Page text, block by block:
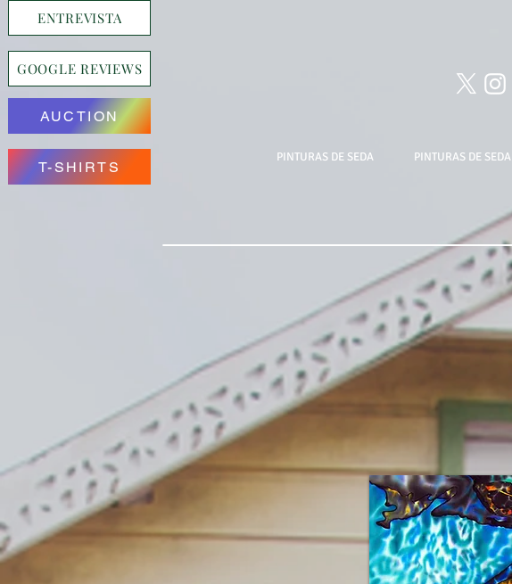
ENTREVISTA
GOOGLE REVIEWS
AUCTION
T-SHIRTS
PINTURAS DE SEDA PINTURAS DE SEDA